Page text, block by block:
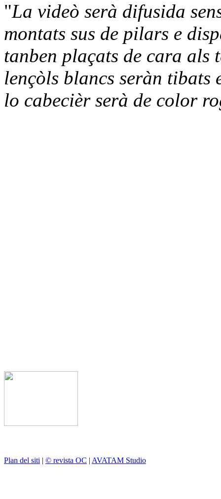
"La videò serà difusida
montats sus de pilars e
tanben plaçats de cara als
lençòls blancs seràn tibats
lo cabecièr serà de color
Plan del siti | © revista OC | AVATAM Studio